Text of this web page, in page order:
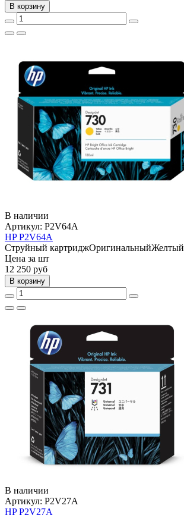
В корзину
В наличии
Артикул: P2V64A
HP P2V64A
Струйный картриджОригинальныйЖелтый
Цена за шт
12 250 руб
В корзину
В наличии
Артикул: P2V27A
HP P2V27A